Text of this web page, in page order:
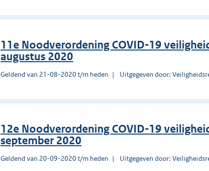
11e Noodverordening COVID-19
augustus 2020
Geldend van 21-08-2020 t/m heden Uitgegeven door:
12e Noodverordening COVID-19
september 2020
Geldend van 20-09-2020 t/m heden Uitgegeven door: